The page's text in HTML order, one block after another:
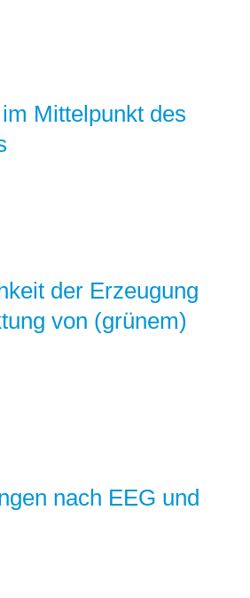
Mittelpunkt des
der Erzeugung
von (grünem)
nach EEG und